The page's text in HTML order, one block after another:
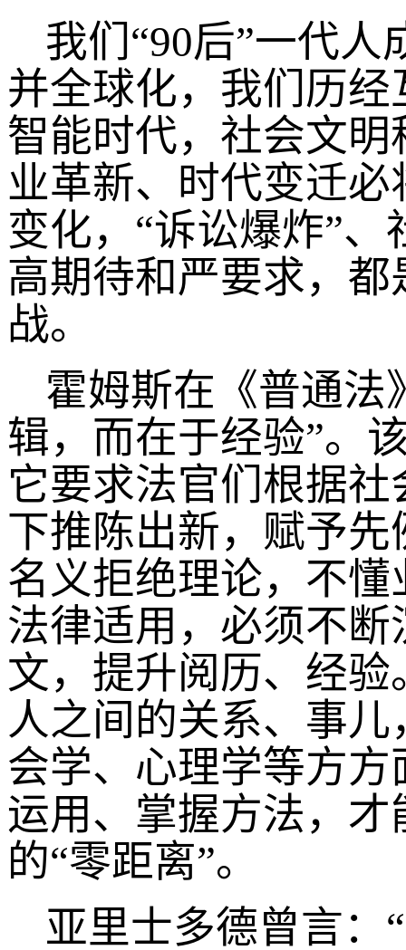
我们“90后”一代
并全球化，我们历
智能时代，社会文
业革新、时代变迁
变化，“诉讼爆炸”
高期待和严要求，
战。
霍姆斯在《普通法
辑，而在于经验”。
它要求法官们根据
下推陈出新，赋予
名义拒绝理论，不
法律适用，必须不
文，提升阅历、经
人之间的关系、事
会学、心理学等方
运用、掌握方法，
的“零距离”。
亚里士多德曾言：